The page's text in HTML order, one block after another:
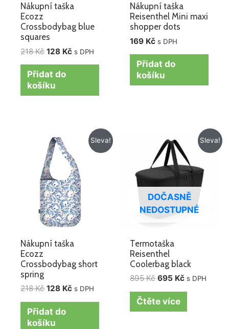
Nákupní taška
Ecozz
Crossbodybag blue
squares
218Kč 128 Kč s DPH
Přidat do
košíku
Nákupní taška
Reisenthel Mini maxi
shopper dots
169 Kč s DPH
Přidat do
košíku
Sleva!
Nákupní taška
Ecozz
Crossbodybag short
spring
218Kč
Původní
cena
byla:
218 Kč.
128 Kč
Aktuální
cena
je:
128 Kč.
s DPH
Přidat do
košíku
Sleva!
DOČASNĚ
NEDOSTUPNÉ
Termotaška
Reisenthel
Coolerbag black
895Kč
cena
byla:
895 Kč.
695 Kč
Aktuální
cena
je:
695 Kč.
s DPH
Čtěte více